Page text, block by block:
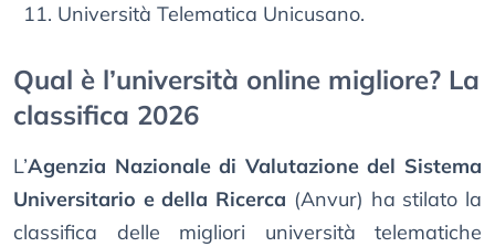
Università Telematica Unicusano.
Qual è l’università online migliore? La
classifica 2026
L’Agenzia Nazionale di Valutazione del Sistema
Universitario e della Ricerca (Anvur) ha stilato la
classifica delle migliori università telematiche